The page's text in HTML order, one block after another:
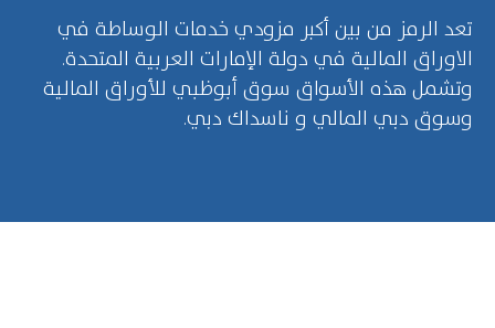
تعد الرمز من بين أكبر مزودي خدمات الوساطة في
الاوراق المالية في دولة الإمارات العربية المتحدة.
وتشمل هذه الأسواق سوق أبوظبي للأوراق المالية
وسوق دبي المالي و ناسداك دبي.